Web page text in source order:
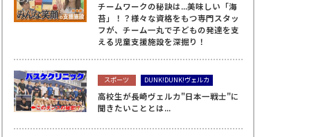
チームワークの秘訣は...美味しい「海
苔」！？様々な資格をもつ専門スタッ
フが、チーム一丸で子どもの発達を支
える児童支援施設を深掘り！
スポーツ DUNK!DUNK!ヴェルカ
高校生が長崎ヴェルカ"日本一戦士"に
聞きたいこととは...